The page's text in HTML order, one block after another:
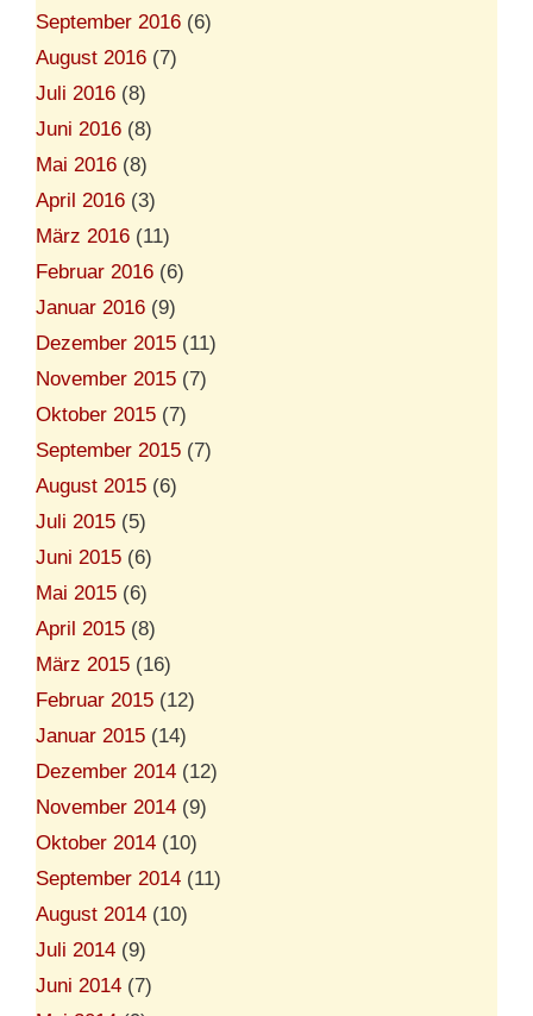
September 2016 (6)
August 2016 (7)
Juli 2016 (8)
Juni 2016 (8)
Mai 2016 (8)
April 2016 (3)
März 2016 (11)
Februar 2016 (6)
Januar 2016 (9)
Dezember 2015 (11)
November 2015 (7)
Oktober 2015 (7)
September 2015 (7)
August 2015 (6)
Juli 2015 (5)
Juni 2015 (6)
Mai 2015 (6)
April 2015 (8)
März 2015 (16)
Februar 2015 (12)
Januar 2015 (14)
Dezember 2014 (12)
November 2014 (9)
Oktober 2014 (10)
September 2014 (11)
August 2014 (10)
Juli 2014 (9)
Juni 2014 (7)